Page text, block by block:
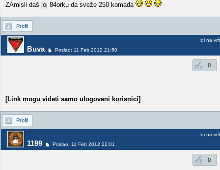
ZAmisli daš joj 84orku da sveže 250 komada
Profil
Buva Poslao: 11 Feb 2012 21:50
Idi na vrh
0
[Link mogu videti samo ulogovani korisnici]
Profil
1199 Poslao: 11 Feb 2012 22:01
Idi na vrh
0